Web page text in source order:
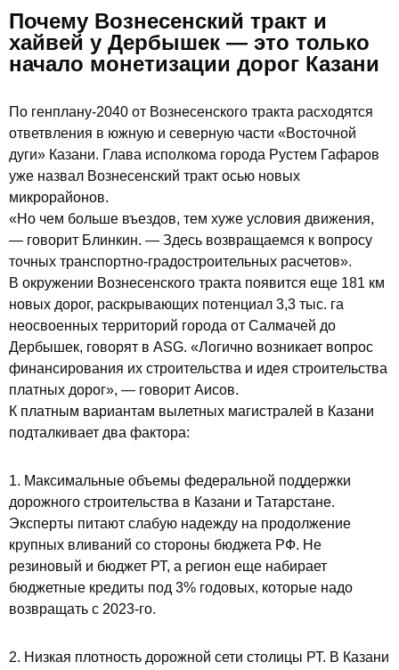
Почему Вознесенский тракт и
хайвей у Дербышек — это только
начало монетизации дорог Казани
По генплану-2040 от Вознесенского тракта расходятся
ответвления в южную и северную части «Восточной
дуги» Казани. Глава исполкома города Рустем Гафаров
уже назвал Вознесенский тракт осью новых
микрорайонов.
«Но чем больше въездов, тем хуже условия движения,
— говорит Блинкин. — Здесь возвращаемся к вопросу
точных транспортно-градостроительных расчетов».
В окружении Вознесенского тракта появится еще 181 км
новых дорог, раскрывающих потенциал 3,3 тыс. га
неосвоенных территорий города от Салмачей до
Дербышек, говорят в ASG. «Логично возникает вопрос
финансирования их строительства и идея строительства
платных дорог», — говорит Аисов.
К платным вариантам вылетных магистралей в Казани
подталкивает два фактора:
1. Максимальные объемы федеральной поддержки
дорожного строительства в Казани и Татарстане.
Эксперты питают слабую надежду на продолжение
крупных вливаний со стороны бюджета РФ. Не
резиновый и бюджет РТ, а регион еще набирает
бюджетные кредиты под 3% годовых, которые надо
возвращать с 2023-го.
2. Низкая плотность дорожной сети столицы РТ. В Казани